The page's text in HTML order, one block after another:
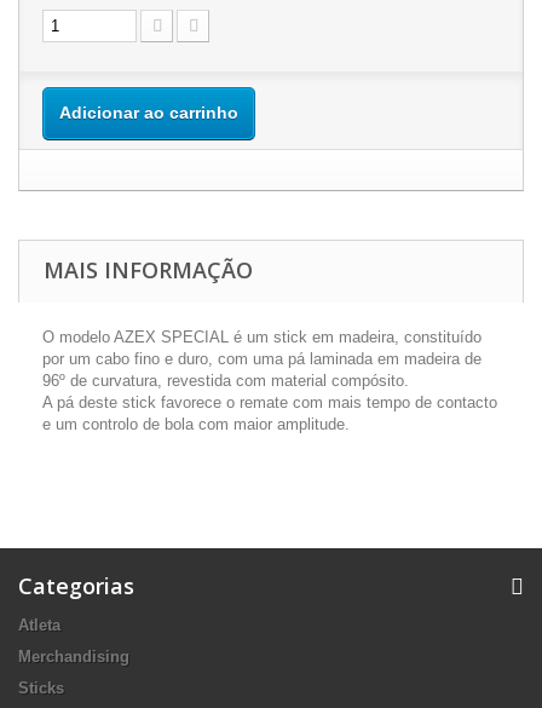
Adicionar ao carrinho
MAIS INFORMAÇÃO
O modelo AZEX SPECIAL é um stick em madeira, constituído
por um cabo fino e duro, com uma pá laminada em madeira de
96º de curvatura, revestida com material compósito.
A pá deste stick favorece o remate com mais tempo de contacto
e um controlo de bola com maior amplitude.
Categorias
Atleta
Merchandising
Sticks